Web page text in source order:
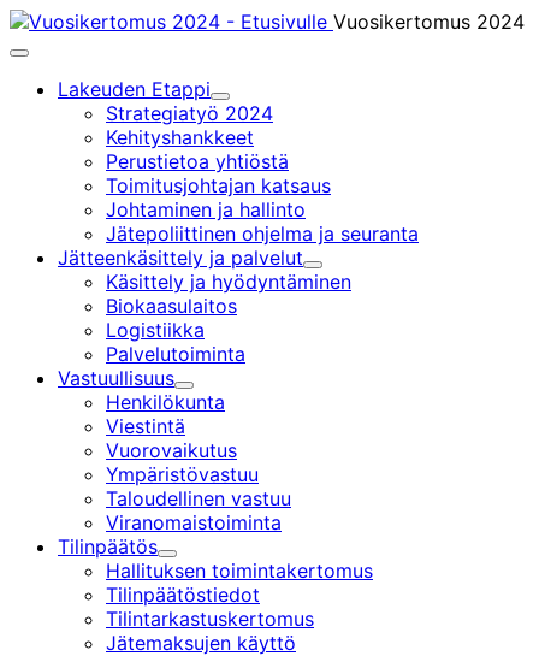
Siirry
sisältöön
Vuosikertomus 2024
Päävalikko
Lakeuden Etappi
Alavalikko
Strategiatyö 2024
Kehityshankkeet
Perustietoa yhtiöstä
Toimitusjohtajan katsaus
Johtaminen ja hallinto
Jätepoliittinen ohjelma ja seuranta
Jätteenkäsittely ja palvelut
Alavalikko
Käsittely ja hyödyntäminen
Biokaasulaitos
Logistiikka
Palvelutoiminta
Vastuullisuus
Alavalikko
Henkilökunta
Viestintä
Vuorovaikutus
Ympäristövastuu
Taloudellinen vastuu
Viranomaistoiminta
Tilinpäätös
Alavalikko
Hallituksen toimintakertomus
Tilinpäätöstiedot
Tilintarkastus­kertomus
Jätemaksujen käyttö